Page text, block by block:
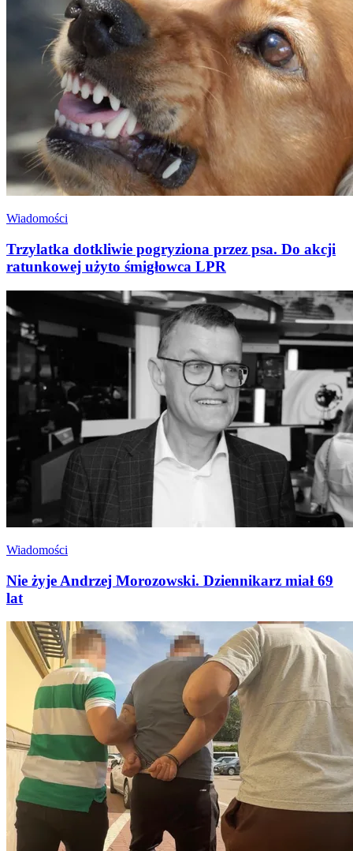
Wiadomości
Trzylatka dotkliwie pogryziona przez psa. Do akcji
ratunkowej użyto śmigłowca LPR
Wiadomości
Nie żyje Andrzej Morozowski. Dziennikarz miał 69
lat